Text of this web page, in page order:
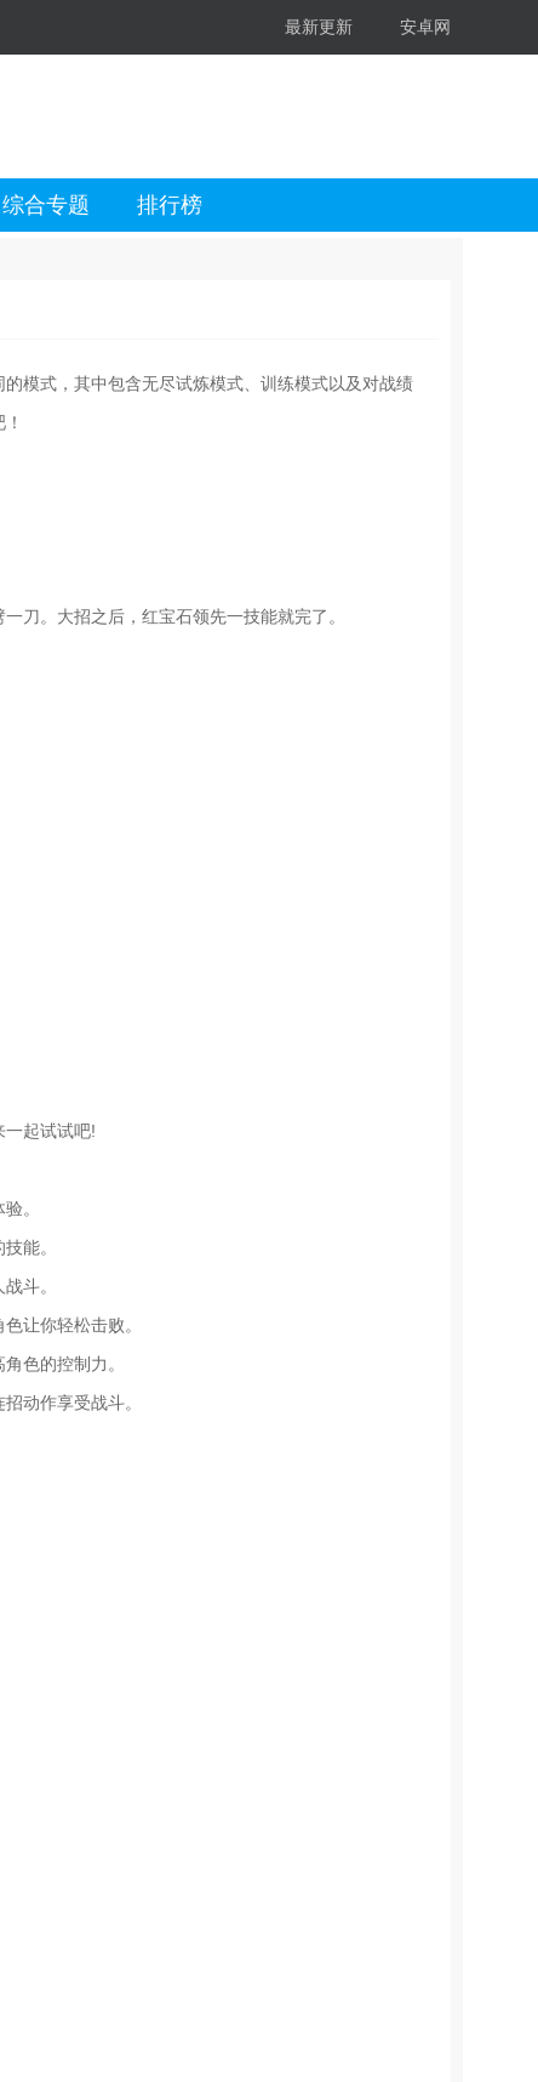
最新更新 安卓网
综合专题 排行榜
模式，其中包含无尽试炼模式、训练模式以及对战绩
刀。大招之后，红宝石领先一技能就完了。
一起试试吧!
。
能。
斗。
让你轻松击败。
色的控制力。
动作享受战斗。